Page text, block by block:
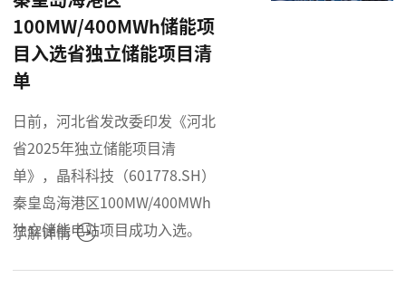
100MW/400MWh储能项
目入选省独立储能项目清
单
日前，河北省发改委印发《河北
省2025年独立储能项目清
单》，晶科科技（601778.SH）
秦皇岛海港区100MW/400MWh
独立储能电站项目成功入选。
了解详情